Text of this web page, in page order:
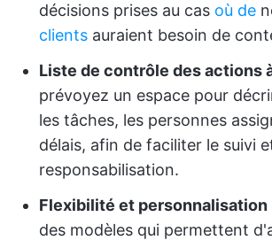
décisions prises au cas où de
clients auraient besoin de
Liste de contrôle des actions
prévoyez un espace pour
les tâches, les personnes
délais, afin de faciliter le suivi
responsabilisation.
Flexibilité et personnalisation
des modèles qui permettent